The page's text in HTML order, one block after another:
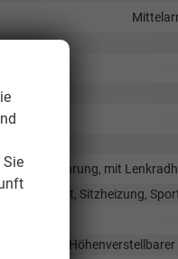
mit
geteilt, Sitzheizung,
Sie